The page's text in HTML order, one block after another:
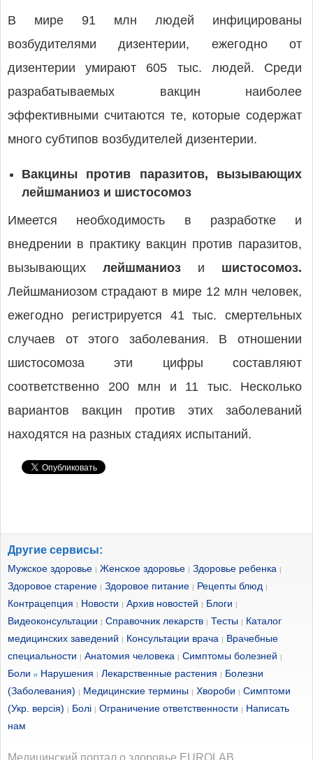
В мире 91 млн людей инфицированы
возбудителями дизентерии, ежегодно от
дизентерии умирают 605 тыс. людей. Среди
разрабатываемых вакцин наиболее
эффективными считаются те, которые содержат
много субтипов возбудителей дизентерии.
Вакцины против паразитов, вызывающих
лейшманиоз и шистосомоз
Имеется необходимость в разработке и
внедрении в практику вакцин против паразитов,
вызывающих лейшманиоз и шистосомоз.
Лейшманиозом страдают в мире 12 млн человек,
ежегодно регистрируется 41 тыс. смертельных
случаев от этого заболевания. В отношении
шистосомоза эти цифры составляют
соответственно 200 млн и 11 тыс. Несколько
вариантов вакцин против этих заболеваний
находятся на разных стадиях испытаний.
Другие сервисы:
Мужское здоровье | Женское здоровье | Здоровье ребенка |
Здоровое старение | Здоровое питание | Рецепты блюд |
Контрацепция | Новости | Архив новостей | Блоги |
Видеоконсультации | Справочник лекарств | Тесты | Каталог
медицинских заведений | Консультации врача | Врачебные
специальности | Анатомия человека | Симптомы болезней |
Боли и Нарушения | Лекарственные растения | Болезни
(Заболевания) | Медицинские термины | Хвороби | Симптоми
(Укр. версія) | Болі | Ограничение ответственности | Написать
нам
Медицинский портал о здоровье EUROLAB.